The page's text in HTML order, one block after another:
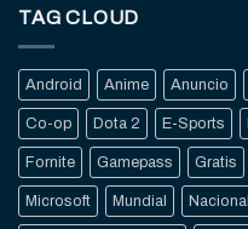
TAG CLOUD
Android Anime Anuncio
Co-op Dota 2 E-Sports
Fornite Gamepass Gratis
Microsoft Mundial Nacional